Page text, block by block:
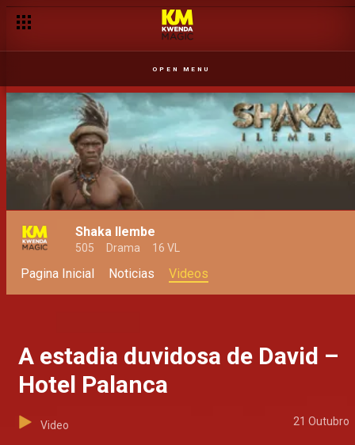
OPEN MENU
Shaka Ilembe
505 Drama 16 VL
Pagina Inicial Noticias Videos
A estadia duvidosa de David –
Hotel Palanca
Video 21 Outubro